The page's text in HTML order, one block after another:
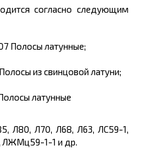
согласно следующим
Полосы латунные;
из свинцовой латуни;
латунные
Л80, Л70, Л68, Л63, ЛС59-1,
ЛЖМц59-1-1 и др.